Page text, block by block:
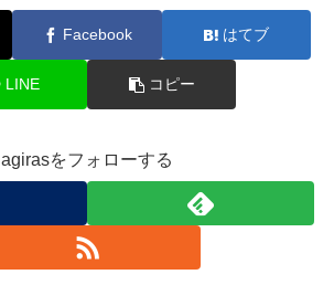
Facebook はてブ
LINE コピー
agirasをフォローする